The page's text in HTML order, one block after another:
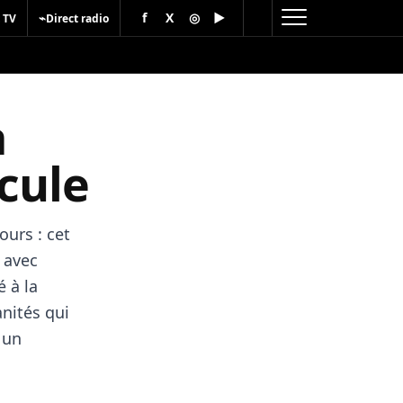
⌁Direct radio f X ◎ ▶
: cet
à la
qui